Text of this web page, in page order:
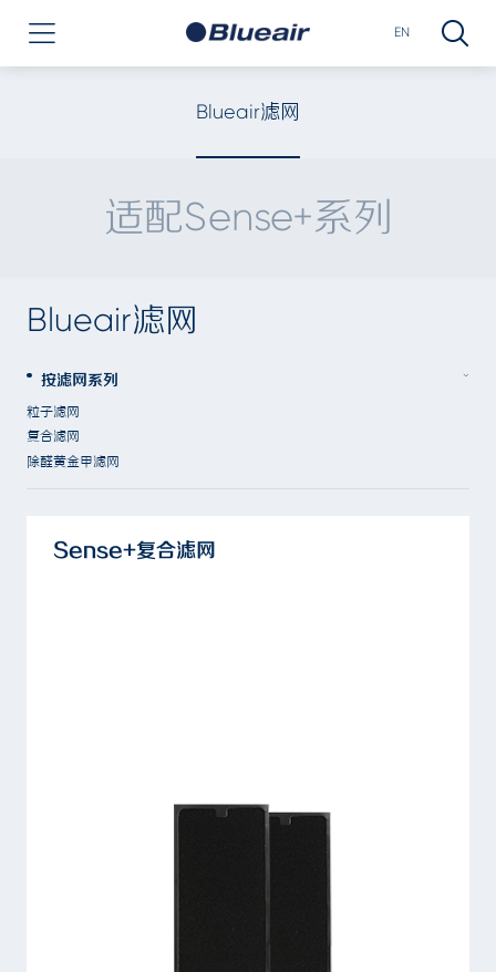
EN
Blueair滤网
适配Sense+系列
Blueair滤网
按滤网系列
粒子滤网
复合滤网
除醛黄金甲滤网
Sense+复合滤网